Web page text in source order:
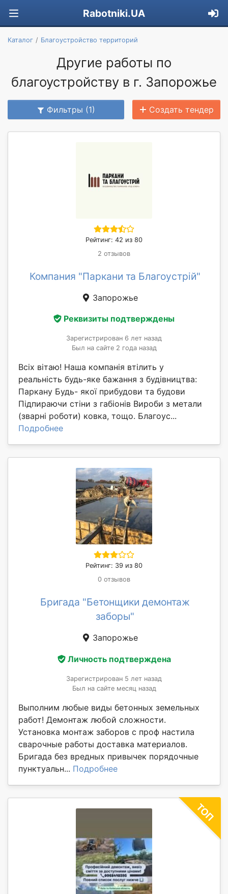
Rabotniki.UA
Каталог Благоустройство территорий
Другие работы по
благоустройству в г. Запорожье
Фильтры (1) Создать тендер
Рейтинг: 42 из 80
2 отзывов
Компания "Паркани та Благоустрій"
Запорожье
Реквизиты подтверждены
Зарегистрирован 6 лет назад
Был на сайте 2 года назад
Всіх вітаю! Наша компанія втілить у
реальність будь-яке бажання з будівництва:
Паркану Будь- якої прибудови та будови
Підпираючи стіни з габіонів Вироби з метали
(зварні роботи) ковка, тощо. Благоус...
Подробнее
Рейтинг: 39 из 80
0 отзывов
Бригада "Бетонщики демонтаж
заборы"
Запорожье
Личность подтверждена
Зарегистрирован 5 лет назад
Был на сайте месяц назад
Выполним любые виды бетонных земельных
работ! Демонтаж любой сложности.
Установка монтаж заборов с проф настила
сварочные работы доставка материалов.
Бригада без вредных привычек порядочные
пунктуальн... Подробнее